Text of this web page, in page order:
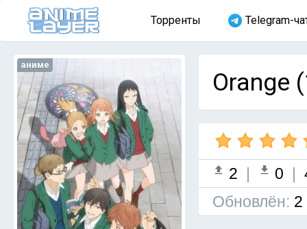
Торренты Telegram-
аниме
Orange
2 | 0 |
Обновлён: 2